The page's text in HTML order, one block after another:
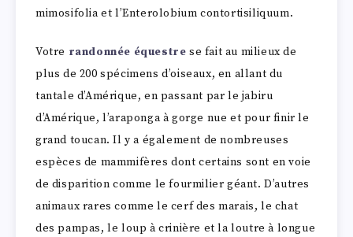
mimosifolia et l’Enterolobium contortisiliquum.
Votre randonnée équestre se fait au milieux de
plus de 200 spécimens d’oiseaux, en allant du
tantale d’Amérique, en passant par le jabiru
d’Amérique, l’araponga à gorge nue et pour finir le
grand toucan. Il y a également de nombreuses
espèces de mammifères dont certains sont en voie
de disparition comme le fourmilier géant. D’autres
animaux rares comme le cerf des marais, le chat
des pampas, le loup à crinière et la loutre à longue